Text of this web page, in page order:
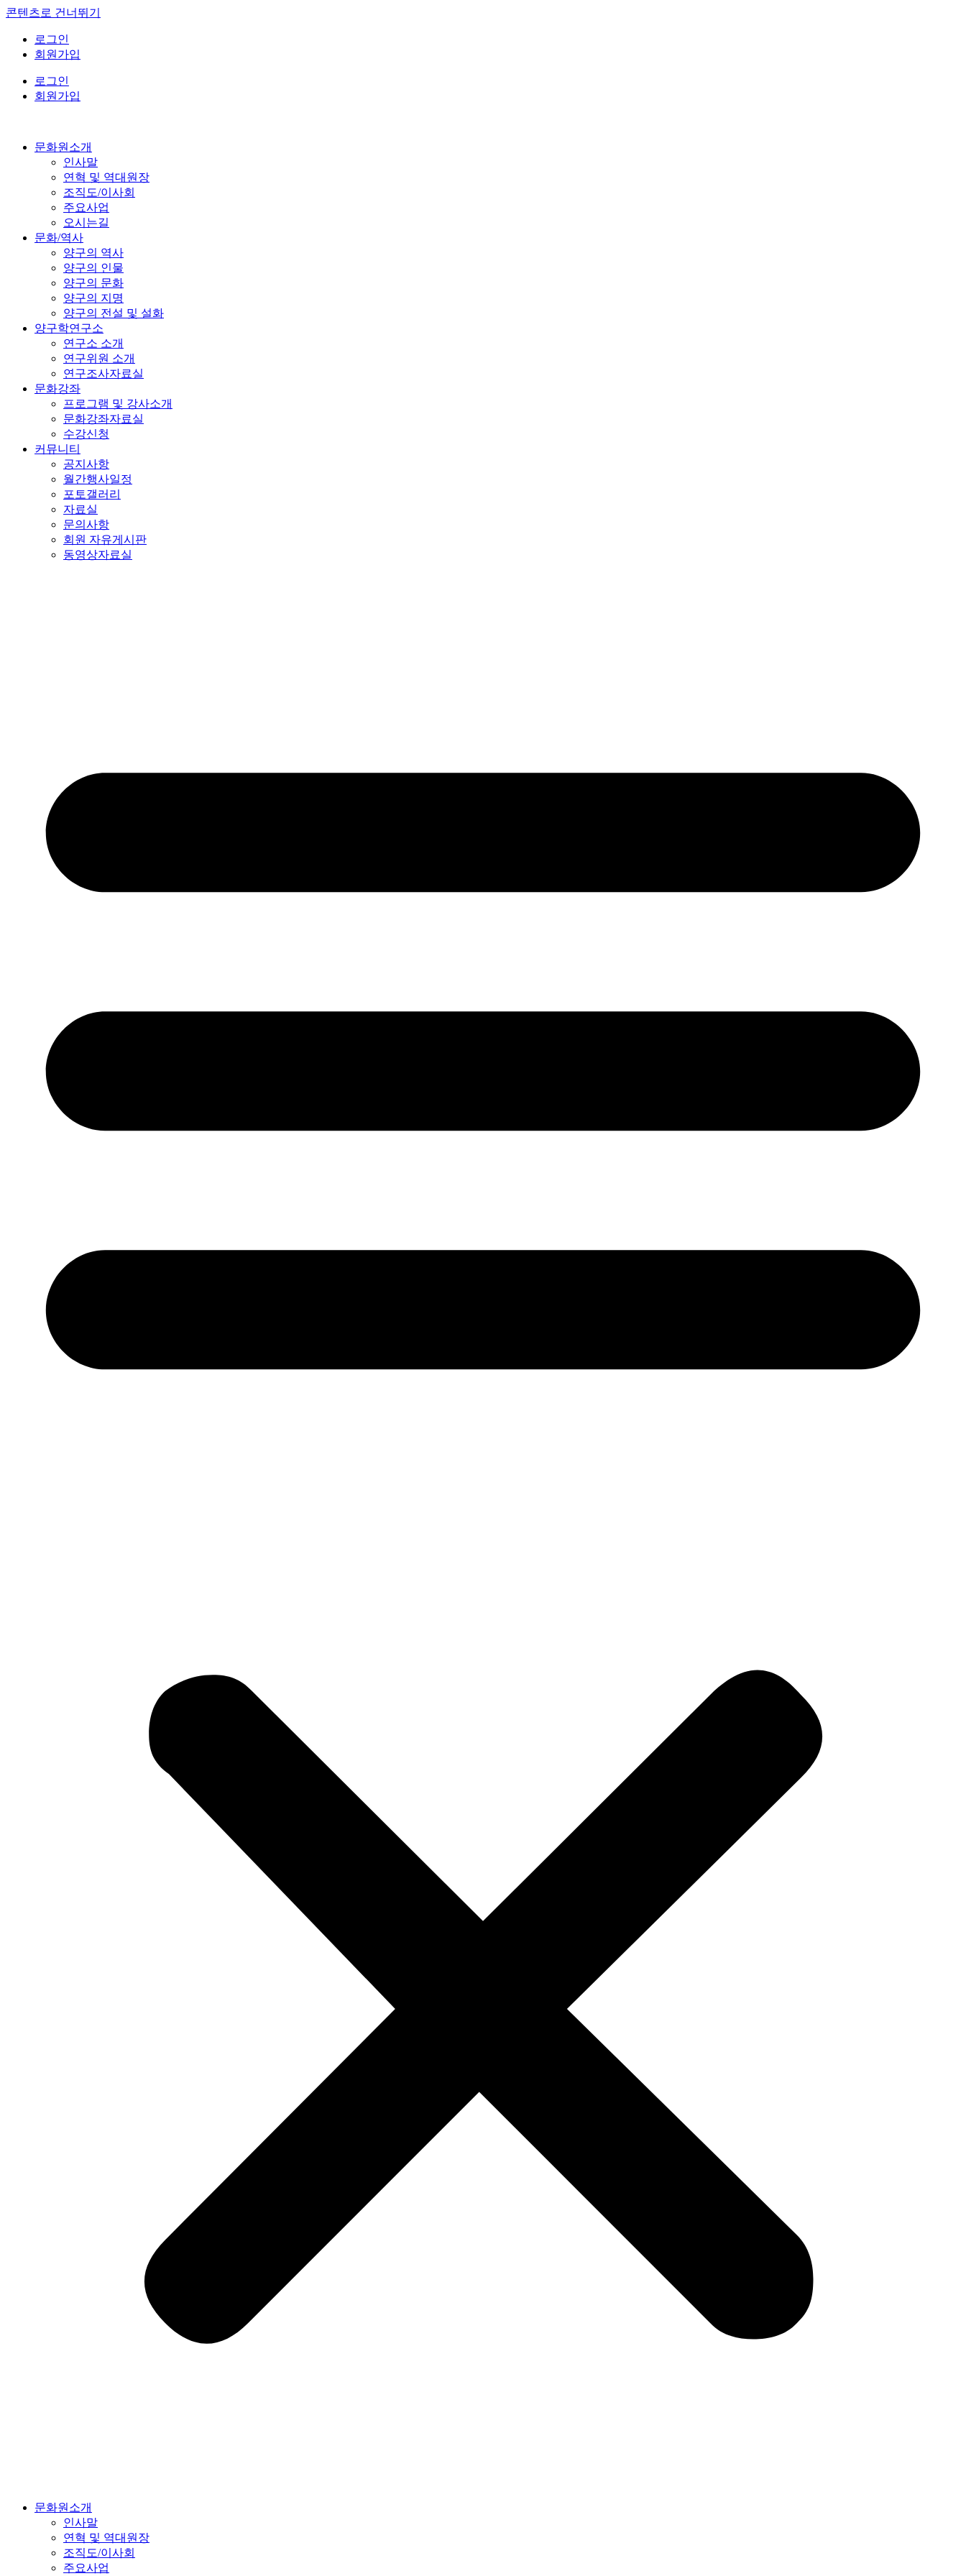
콘텐츠로 건너뛰기
로그인
회원가입
로그인
회원가입
문화원소개
인사말
연혁 및 역대원장
조직도/이사회
주요사업
오시는길
문화/역사
양구의 역사
양구의 인물
양구의 문화
양구의 지명
양구의 전설 및 설화
양구학연구소
연구소 소개
연구위원 소개
연구조사자료실
문화강좌
프로그램 및 강사소개
문화강좌자료실
수강신청
커뮤니티
공지사항
월간행사일정
포토갤러리
자료실
문의사항
회원 자유게시판
동영상자료실
문화원소개
인사말
연혁 및 역대원장
조직도/이사회
주요사업